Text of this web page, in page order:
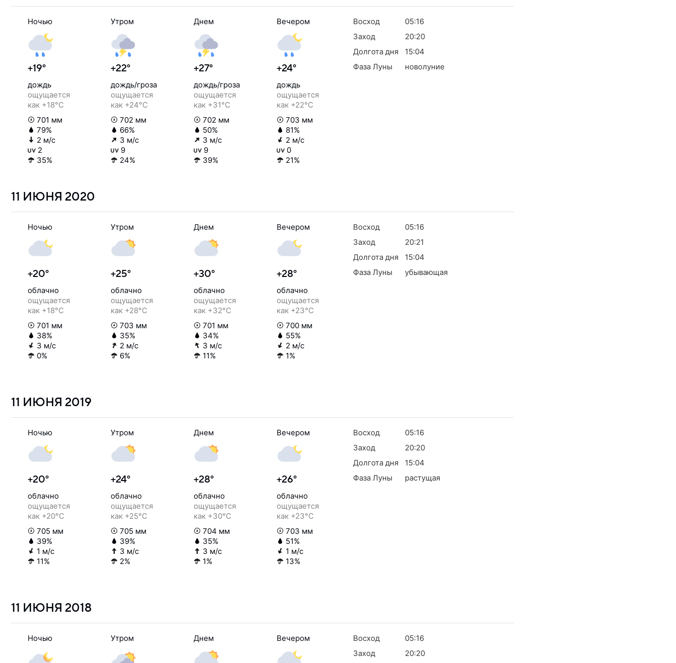
Ночью
+19°
дождь
ощущается
как +18°C
701 мм
79%
2 м/с
2
35%
Утром
+22°
дождь/гроза
ощущается
как +24°C
702 мм
66%
3 м/с
9
24%
Днем
+27°
дождь/гроза
ощущается
как +31°C
702 мм
50%
3 м/с
9
39%
Вечером
+24°
дождь
ощущается
как +22°C
703 мм
81%
2 м/с
0
21%
Восход
05:16
Заход
20:20
Долгота дня
15:04
Фаза Луны
новолуние
11 ИЮНЯ 2020
Ночью
+20°
облачно
ощущается
как +18°C
701 мм
38%
3 м/с
0%
Утром
+25°
облачно
ощущается
как +28°C
703 мм
35%
2 м/с
6%
Днем
+30°
облачно
ощущается
как +32°C
701 мм
34%
3 м/с
11%
Вечером
+28°
облачно
ощущается
как +23°C
700 мм
55%
2 м/с
1%
Восход
05:16
Заход
20:21
Долгота дня
15:04
Фаза Луны
убывающая
11 ИЮНЯ 2019
Ночью
+20°
облачно
ощущается
как +20°C
705 мм
39%
1 м/с
11%
Утром
+24°
облачно
ощущается
как +25°C
705 мм
39%
3 м/с
2%
Днем
+28°
облачно
ощущается
как +30°C
704 мм
35%
3 м/с
1%
Вечером
+26°
облачно
ощущается
как +23°C
703 мм
51%
1 м/с
13%
Восход
05:16
Заход
20:20
Долгота дня
15:04
Фаза Луны
растущая
11 ИЮНЯ 2018
Ночью Утром Днем Вечером Восход
05:16
Заход
20:20